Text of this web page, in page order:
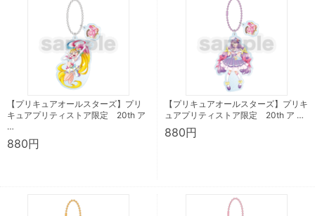
【プリキュアオールスターズ】プリ
キュアプリティストア限定 20th ア
…
880円
【プリキュアオールスターズ】プリキ
ュアプリティストア限定 20th ア …
880円